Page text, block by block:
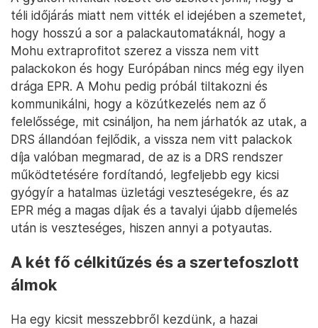
téli időjárás miatt nem vitték el idejében a szemetet,
hogy hosszú a sor a palackautomatáknál, hogy a
Mohu extraprofitot szerez a vissza nem vitt
palackokon és hogy Európában nincs még egy ilyen
drága EPR. A Mohu pedig próbál tiltakozni és
kommunikálni, hogy a közútkezelés nem az ő
felelőssége, mit csináljon, ha nem járhatók az utak, a
DRS állandóan fejlődik, a vissza nem vitt palackok
díja valóban megmarad, de az is a DRS rendszer
működtetésére fordítandó, legfeljebb egy kicsi
gyógyír a hatalmas üzletági veszteségekre, és az
EPR még a magas díjak és a tavalyi újabb díjemelés
után is veszteséges, hiszen annyi a potyautas.
A két fő célkitűzés és a szertefoszlott
álmok
Ha egy kicsit messzebbről kezdünk, a hazai